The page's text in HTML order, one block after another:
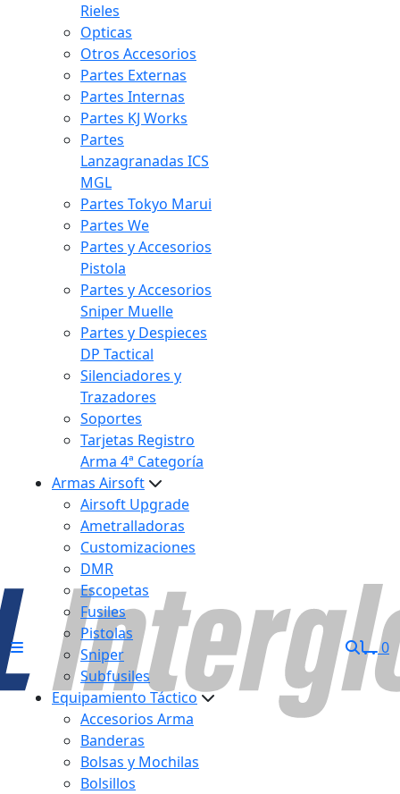
Rieles
Opticas
Otros Accesorios
Partes Externas
Partes Internas
Partes KJ Works
Partes
Lanzagranadas ICS
MGL
Partes Tokyo Marui
Partes We
Partes y Accesorios
Pistola
Partes y Accesorios
Sniper Muelle
Partes y Despieces
DP Tactical
Silenciadores y
Trazadores
Soportes
Tarjetas Registro
Arma 4ª Categoría
Armas Airsoft
Airsoft Upgrade
Ametralladoras
Customizaciones
DMR
Escopetas
Fusiles
Pistolas
Sniper
Subfusiles
Equipamiento Táctico
Accesorios Arma
Banderas
Bolsas y Mochilas
Bolsillos
0